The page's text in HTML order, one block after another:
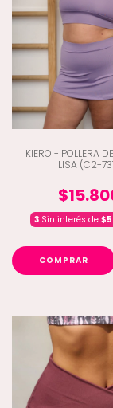
KIERO - POLLERA
LISA (C2-
3Sin interés de
COMPRAR